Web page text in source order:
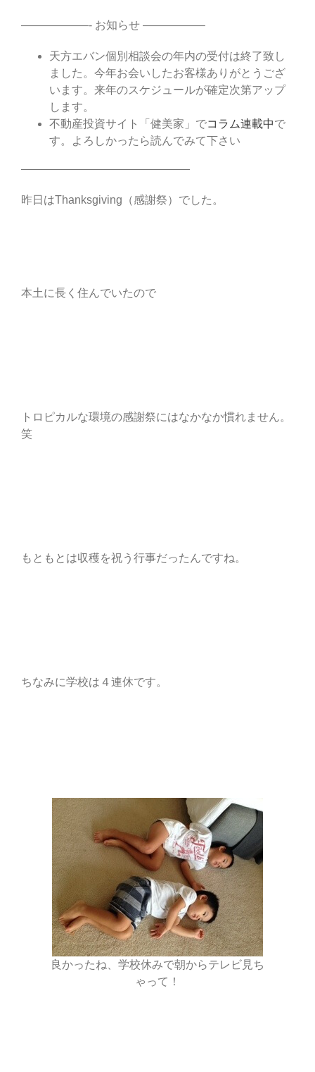
——————- お知らせ —————–
天方エバン個別相談会の年内の受付は終了致し
ました。今年お会いしたお客様ありがとうござ
います。来年のスケジュールが確定次第アップ
します。
不動産投資サイト「健美家」でコラム連載中で
す。よろしかったら読んでみて下さい
———————————————
昨日はThanksgiving（感謝祭）でした。
本土に長く住んでいたので
トロピカルな環境の感謝祭にはなかなか慣れません。
笑
もともとは収穫を祝う行事だったんですね。
ちなみに学校は４連休です。
良かったね、学校休みで朝からテレビ見ち
ゃって！